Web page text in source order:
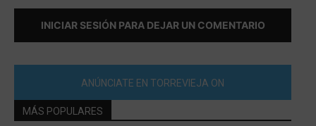
INICIAR SESIÓN PARA DEJAR UN COMENTARIO
ANÚNCIATE EN TORREVIEJA ON
MÁS POPULARES